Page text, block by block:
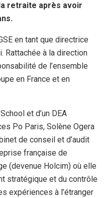
retraite après avoir
en tant que directrice
Rattachée à la direction
de l’ensemble
en France et en
et d’un DEA
Po Paris, Solène Ogera
de conseil et d’audit
française de
(devenue Holcim) où elle
stratégique et du contrôle
expériences à l’étranger